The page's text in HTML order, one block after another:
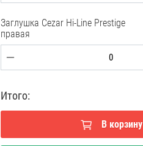
Заглушка Cezar Hi-Line Prestige
правая
Итого:
В корзину